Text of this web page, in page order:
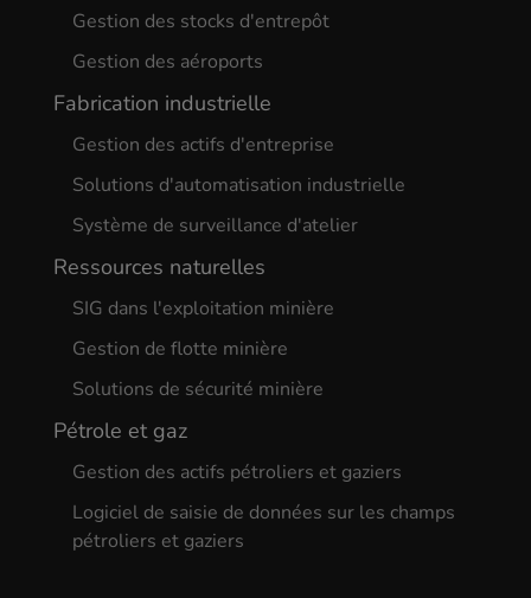
Gestion des stocks d'entrepôt
Gestion des aéroports
Fabrication industrielle
Gestion des actifs d'entreprise
Solutions d'automatisation industrielle
Système de surveillance d'atelier
Ressources naturelles
SIG dans l'exploitation minière
Gestion de flotte minière
Solutions de sécurité minière
Pétrole et gaz
Gestion des actifs pétroliers et gaziers
Logiciel de saisie de données sur les champs
pétroliers et gaziers